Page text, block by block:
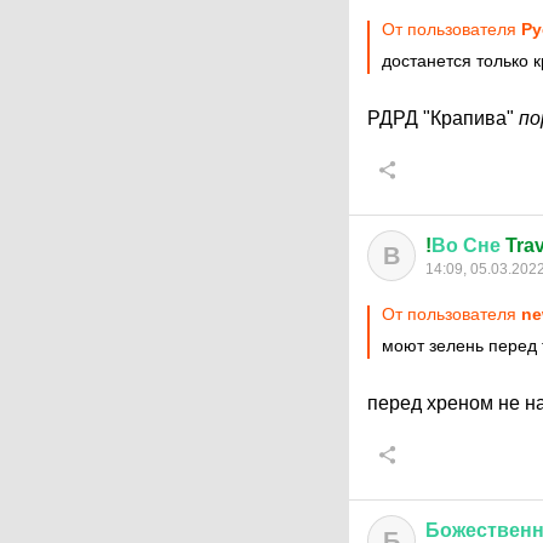
От пользователя
достанется только
РДРД "Крапива"
В ! Во Сне
14:09,
От пользователя
моют зелень перед
перед хреном не